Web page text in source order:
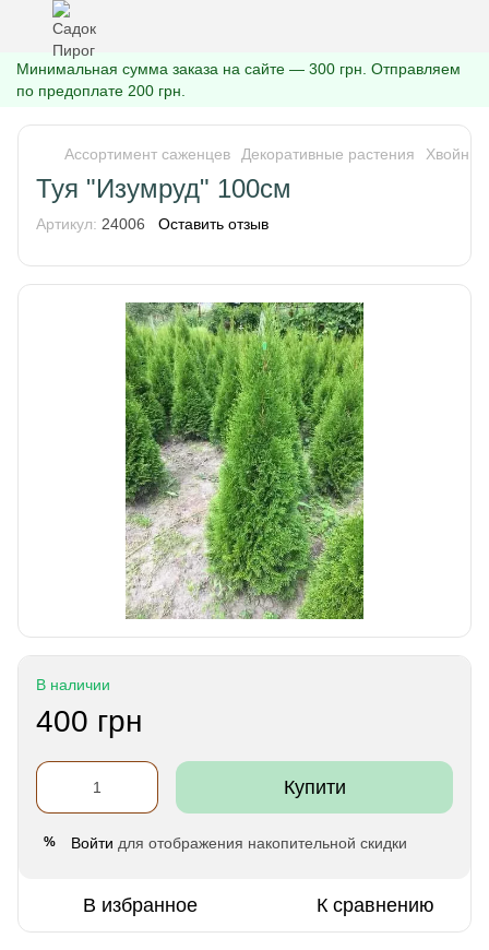
Минимальная сумма заказа на сайте — 300 грн. Отправляем
по предоплате 200 грн.
Ассортимент саженцев Декоративные растения Хвойные
Туя "Изумруд" 100см
Артикул: 24006 Оставить отзыв
В наличии
400 грн
Купити
% Войти для отображения накопительной скидки
В избранное К сравнению